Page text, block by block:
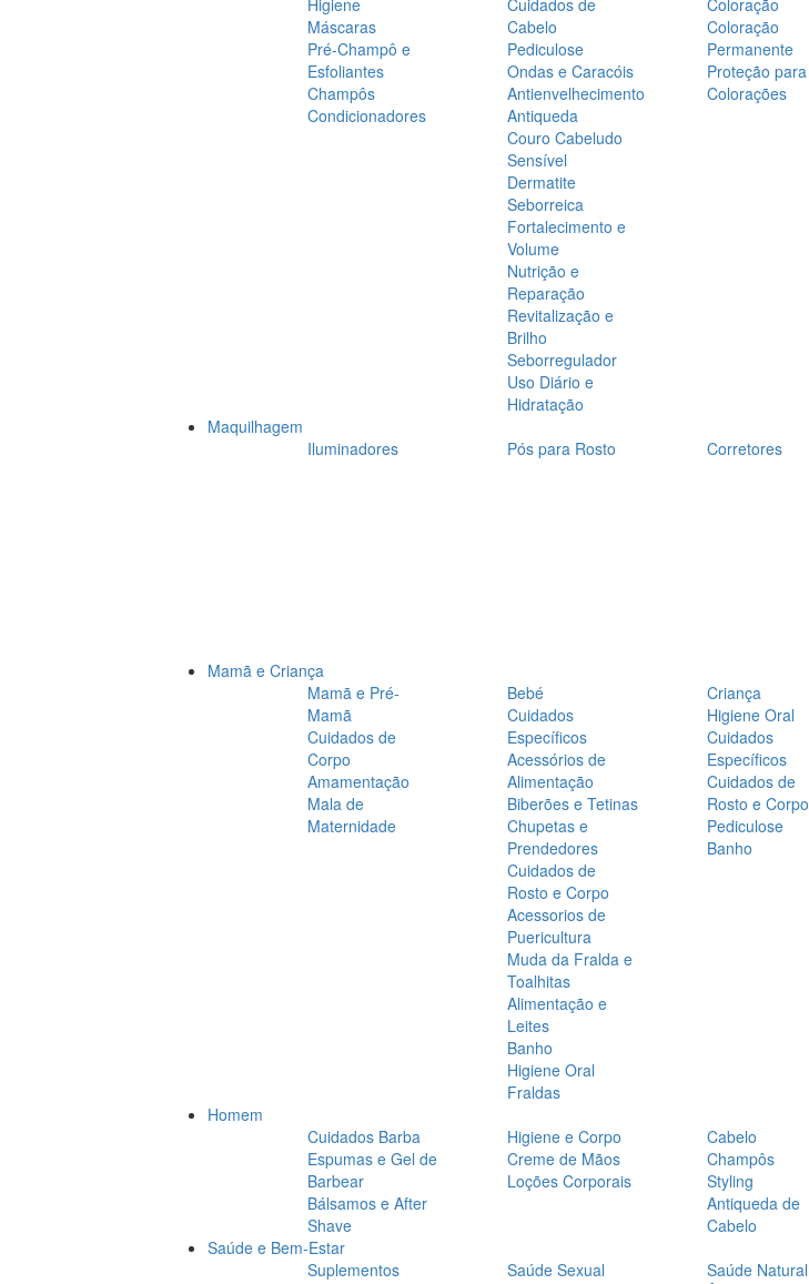
Higiene
Máscaras
Pré-Champô e
Esfoliantes
Champôs
Condicionadores
Cuidados de
Cabelo
Pediculose
Ondas e Caracóis
Antienvelhecimento
Antiqueda
Couro Cabeludo
Sensível
Dermatite
Seborreica
Fortalecimento e
Volume
Nutrição e
Reparação
Revitalização e
Brilho
Seborregulador
Uso Diário e
Hidratação
Coloração
Coloração
Permanente
Proteção para
Colorações
Maquilhagem
Iluminadores
Pós para Rosto Corretores
Mamã e Criança
Mamã e Pré-
Mamã
Cuidados de
Corpo
Amamentação
Mala de
Maternidade
Bebé
Cuidados
Específicos
Acessórios de
Alimentação
Biberões e Tetinas
Chupetas e
Prendedores
Cuidados de
Rosto e Corpo
Acessorios de
Puericultura
Muda da Fralda e
Toalhitas
Alimentação e
Leites
Banho
Higiene Oral
Fraldas
Criança
Higiene Oral
Cuidados
Específicos
Cuidados de
Rosto e Corpo
Pediculose
Banho
Homem
Cuidados Barba
Espumas e Gel de
Barbear
Bálsamos e After
Shave
Higiene e Corpo
Creme de Mãos
Loções Corporais
Cabelo
Champôs
Styling
Antiqueda de
Cabelo
Saúde e Bem-Estar
Suplementos
Saúde Sexual
Saúde Natural